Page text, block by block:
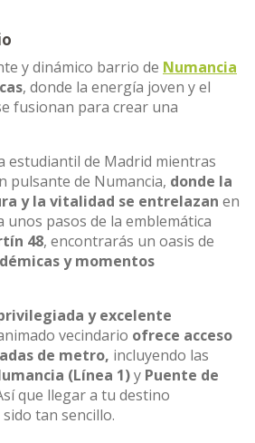
y dinámico barrio de Numancia
, donde la energía joven y el
fusionan para crear una
estudiantil de Madrid mientras
pulsante de Numancia, donde la
y la vitalidad se entrelazan en
unos pasos de la emblemática
48, encontrarás un oasis de
y momentos
y excelente
vecindario ofrece acceso
de metro, incluyendo las
(Línea 1)y Puente de
que llegar a tu destino
tan sencillo.